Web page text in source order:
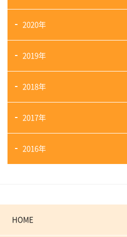
2020年
2019年
2018年
2017年
2016年
HOME